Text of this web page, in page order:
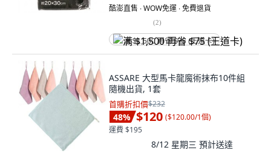
酷澎直售 ∙ WOW免運 ∙ 免費退貨
(2)
满 $1,500 再省 $75 (王道卡)
ASSARE 大型馬卡龍魔術抹布10件組
隨機出貨, 1套
首購折扣價$232
48% $120 ($120.00/1個)
運費 $195
8/12 星期三 預計送達